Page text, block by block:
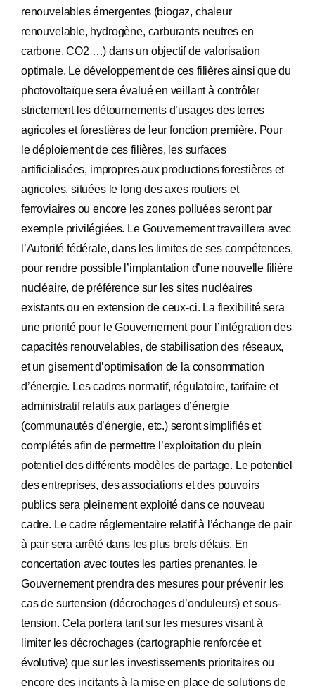
renouvelables émergentes (biogaz, chaleur
renouvelable, hydrogène, carburants neutres en
carbone, CO2 …) dans un objectif de valorisation
optimale. Le développement de ces filières ainsi que du
photovoltaïque sera évalué en veillant à contrôler
strictement les détournements d’usages des terres
agricoles et forestières de leur fonction première. Pour
le déploiement de ces filières, les surfaces
artificialisées, impropres aux productions forestières et
agricoles, situées le long des axes routiers et
ferroviaires ou encore les zones polluées seront par
exemple privilégiées. Le Gouvernement travaillera avec
l’Autorité fédérale, dans les limites de ses compétences,
pour rendre possible l’implantation d’une nouvelle filière
nucléaire, de préférence sur les sites nucléaires
existants ou en extension de ceux-ci. La flexibilité sera
une priorité pour le Gouvernement pour l’intégration des
capacités renouvelables, de stabilisation des réseaux,
et un gisement d’optimisation de la consommation
d’énergie. Les cadres normatif, régulatoire, tarifaire et
administratif relatifs aux partages d’énergie
(communautés d’énergie, etc.) seront simplifiés et
complétés afin de permettre l’exploitation du plein
potentiel des différents modèles de partage. Le potentiel
des entreprises, des associations et des pouvoirs
publics sera pleinement exploité dans ce nouveau
cadre. Le cadre réglementaire relatif à l’échange de pair
à pair sera arrêté dans les plus brefs délais. En
concertation avec toutes les parties prenantes, le
Gouvernement prendra des mesures pour prévenir les
cas de surtension (décrochages d’onduleurs) et sous-
tension. Cela portera tant sur les mesures visant à
limiter les décrochages (cartographie renforcée et
évolutive) que sur les investissements prioritaires ou
encore des incitants à la mise en place de solutions de